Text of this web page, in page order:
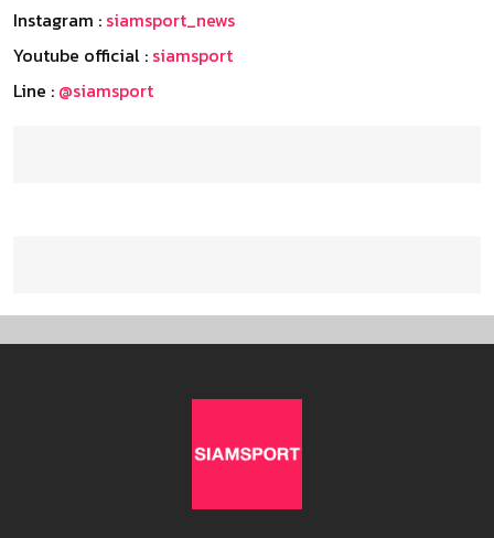
Instagram : siamsport_news
Youtube official : siamsport
Line : @siamsport